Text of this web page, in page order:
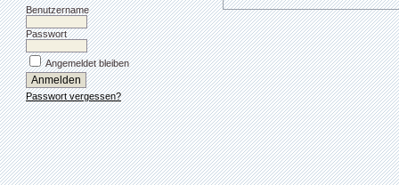
Benutzername
Passwort
Angemeldet bleiben
Passwort vergessen?